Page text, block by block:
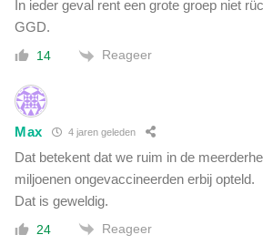
In ieder geval rent een grote groep niet
GGD.
14 Reageer
Max 4 jaren geleden
Dat betekent dat we ruim in de
miljoenen ongevaccineerden erbij opteld.
Dat is geweldig.
24 Reageer